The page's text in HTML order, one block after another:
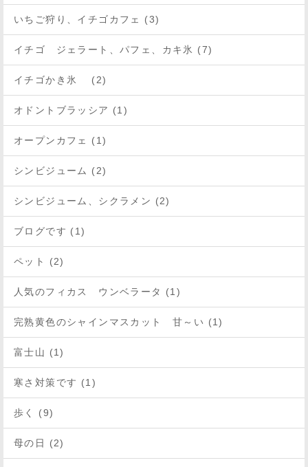
いちご狩り、イチゴカフェ (3)
イチゴ ジェラート、パフェ、カキ氷 (7)
イチゴかき氷 (2)
オドントブラッシア (1)
オープンカフェ (1)
シンビジューム (2)
シンビジューム、シクラメン (2)
ブログです (1)
ペット (2)
人気のフィカス ウンベラータ (1)
完熟黄色のシャインマスカット 甘～い (1)
富士山 (1)
寒さ対策です (1)
歩く (9)
母の日 (2)